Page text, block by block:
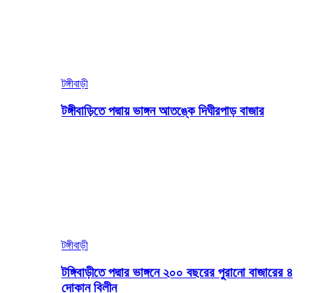
টঙ্গীবাড়ী
টঙ্গীবাড়িতে পদ্মায় ভাঙ্গন আতঙ্কে দিঘীরপাড় বাজার
টঙ্গীবাড়ী
টঙ্গিবাড়ীতে পদ্মার ভাঙ্গনে ২০০ বছরের পুরানো বাজারের ৪
দোকান বিলীন